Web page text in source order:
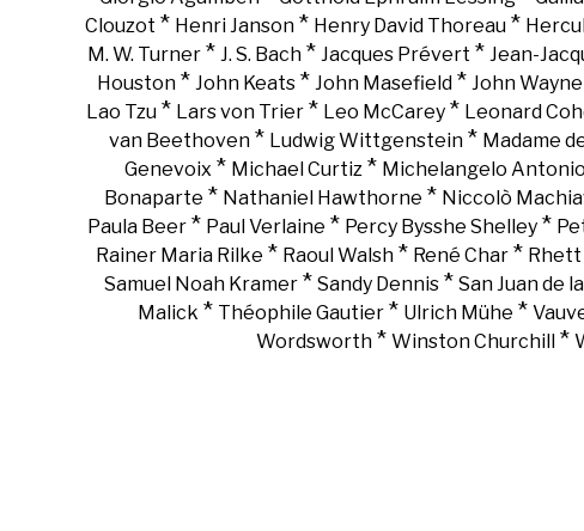
Clouzot * Henri Janson* Henry David Thoreau*
M. W. Turner * J. S. Bach * Jacques Prévert * Jean-
Houston* John Keats* John Masefield* John Wayne
Lao Tzu* Lars von Trier* Leo McCarey* Leonard
van Beethoven* Ludwig Wittgenstein* Madame
Genevoix * Michael Curtiz* Michelangelo
Bonaparte * Nathaniel Hawthorne * Niccolò
Paula Beer* Paul Verlaine * Percy Bysshe Shelley*
Rainer Maria Rilke * Raoul Walsh* René Char*
Samuel Noah Kramer* Sandy Dennis* San Juan de
Malick * Théophile Gautier * Ulrich Mühe *
Wordsworth * Winston Churchill *